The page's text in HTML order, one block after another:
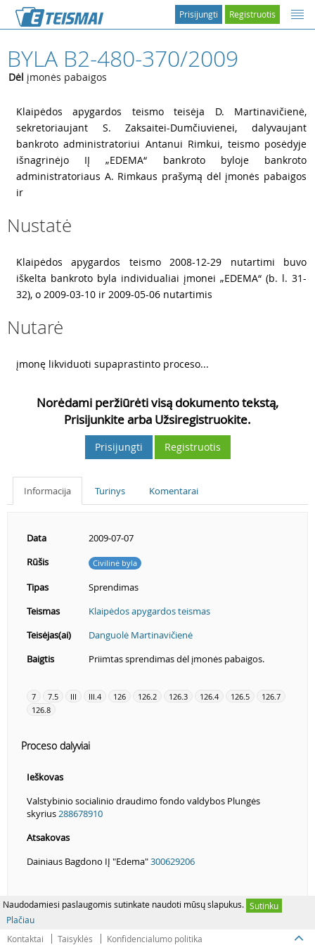
Naudodamiesi paslaugomis sutinkate naudoti mūsų slapukus. Sutinku
Plačiau
Registruotis
Prisijungti
BYLA B2-480-370/2009
Dėl įmonės pabaigos
Klaipėdos apygardos teismo teisėja D. Martinavičienė,
sekretoriaujant S. Zaksaitei-Dumčiuvienei, dalyvaujant
bankroto administratoriui Antanui Rimkui, teismo posėdyje
išnagrinėjo IĮ „EDEMA“ bankroto byloje bankroto
administratoriaus A. Rimkaus prašymą dėl įmonės pabaigos
ir
Nustatė
Klaipėdos apygardos teismo 2008-12-29 nutartimi buvo
iškelta bankroto byla individualiai įmonei „EDEMA“ (b. l. 31-
32), o 2009-03-10 ir 2009-05-06 nutartimis
Nutarė
įmonę likviduoti supaprastinto proceso...
Norėdami peržiūrėti visą dokumento tekstą,
Prisijunkite arba Užsiregistruokite.
Prisijungti Registruotis
Informacija Turinys Komentarai
Data
2009-07-07
Rūšis
Civilinė byla
Tipas
Sprendimas
Teismas
Klaipėdos apygardos teismas
Teisėjas(ai)
Danguolė Martinavičienė
Baigtis
Priimtas sprendimas dėl įmonės pabaigos.
7 7.5 III III.4 126 126.2 126.3 126.4 126.5
126.7
126.8
Proceso dalyviai
Ieškovas
Valstybinio socialinio draudimo fondo valdybos Plungės
skyrius288678910
Atsakovas
Dainiaus Bagdono IĮ "Edema"300629206
Kontaktai Taisyklės Konfidencialumo politika